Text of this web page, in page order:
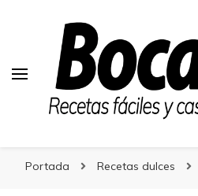
Portada Recetas dulces